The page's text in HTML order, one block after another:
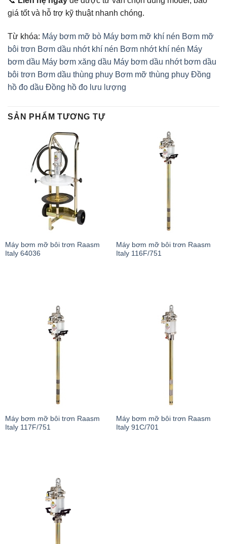
giá tốt và hỗ trợ kỹ thuật nhanh chóng.
Từ khóa: Máy bơm mỡ bò Máy bơm mỡ khí nén Bơm mỡ
bôi trơn Bơm dầu nhớt khí nén Bơm nhớt khí nén Máy
bơm dầu Máy bơm xăng dầu Máy bơm dầu nhớt bơm dầu
bôi trơn Bơm dầu thùng phuy Bơm mỡ thùng phuy Đồng
hồ đo dầu Đồng hồ đo lưu lượng
SẢN PHẨM TƯƠNG TỰ
Máy bơm mỡ bôi trơn Raasm
Italy 64036
Máy bơm mỡ bôi trơn Raasm
Italy 116F/751
Máy bơm mỡ bôi trơn Raasm
Italy 117F/751
Máy bơm mỡ bôi trơn Raasm
Italy 91C/701